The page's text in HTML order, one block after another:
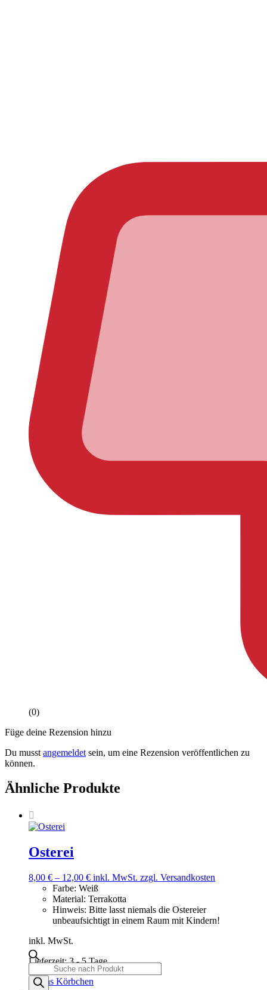
Products
search
(0)
Füge deine Rezension hinzu
Du musst angemeldet sein, um eine Rezension veröffentlichen zu
können.
Ähnliche Produkte
Osterei
8,00 € – 12,00 € inkl. MwSt. zzgl. Versandkosten
Farbe: Weiß
Material: Terrakotta
Hinweis: Bitte lasst niemals die Ostereier
unbeaufsichtigt in einem Raum mit Kindern!
inkl. MwSt.
Lieferzeit:3 - 5 Tage
Ab ins Körbchen